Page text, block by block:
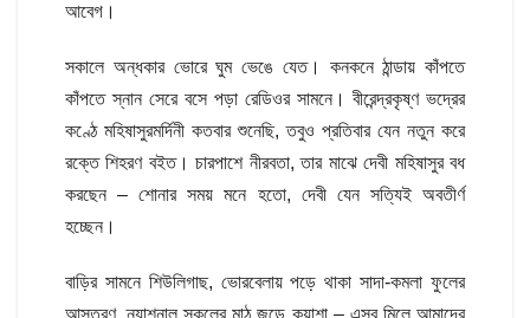
আবেগ।
সকালে অন্ধকার ভোরে ঘুম ভেঙে যেত। কনকনে ঠান্ডায় কাঁপতে
কাঁপতে স্নান সেরে বসে পড়া রেডিওর সামনে। বীরেন্দ্রকৃষ্ণ ভদ্রের
কণ্ঠে মহিষাসুরমর্দিনী কতবার শুনেছি, তবুও প্রতিবার যেন নতুন করে
রক্তে শিহরণ বইত। চারপাশে নীরবতা, তার মাঝে দেবী মহিষাসুর বধ
করছেন – শোনার সময় মনে হতো, দেবী যেন সত্যিই অবতীর্ণ
হচ্ছেন।
বাড়ির সামনে শিউলিগাছ, ভোরবেলায় পড়ে থাকা সাদা-কমলা ফুলের
আস্তরণ, ন্যাশনাল স্কুলের মাঠ জুড়ে কুয়াশা – এসব মিলে আমাদের